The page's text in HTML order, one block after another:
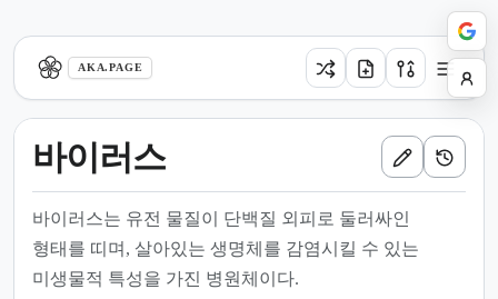
AKA.PAGE
바이러스
바이러스는 유전 물질이 단백질 외피로 둘러싸인
형태를 띠며, 살아있는 생명체를 감염시킬 수 있는
미생물적 특성을 가진 병원체이다.